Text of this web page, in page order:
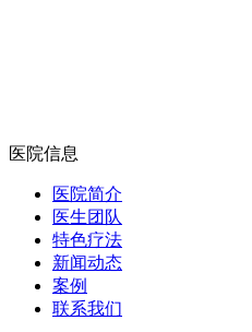
医院信息
医院简介
医生团队
特色疗法
新闻动态
案例
联系我们